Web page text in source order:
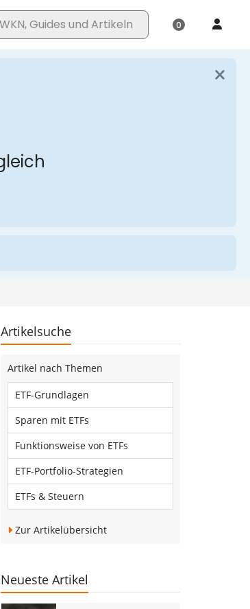
Artikelsuche
Artikel nach Themen
ETF-Grundlagen
Sparen mit ETFs
Funktionsweise von ETFs
ETF-Portfolio-Strategien
ETFs & Steuern
Zur Artikelübersicht
Neueste Artikel